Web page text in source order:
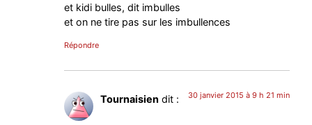
et kidi bulles, dit imbulles
et on ne tire pas sur les imbullences
Répondre
Tournaisien dit : 30 janvier 2015 à 9 h 21 min